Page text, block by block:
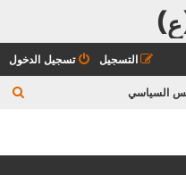
تسجيل الدخول التسجيل
السياسي
ب